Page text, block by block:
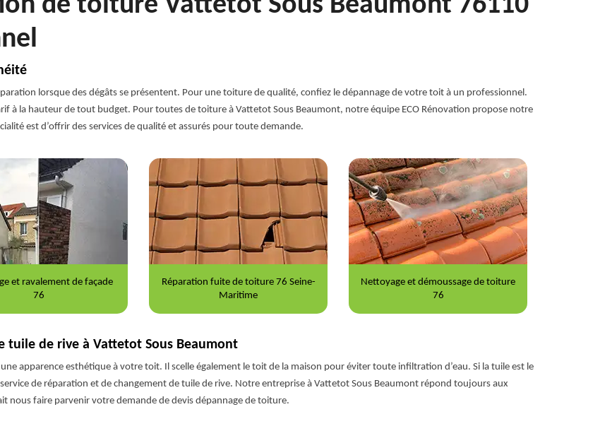
de toiture Vattetot Sous Beaumont 76110
lorsque des dégâts se présentent. Pour une toiture de qualité, confiez le dépannage de votre toit à un professionnel.
à la hauteur de tout budget. Pour toutes de toiture à Vattetot Sous Beaumont, notre équipe ECO Rénovation propose notre
est d’offrir des services de qualité et assurés pour toute demande.
fuite de toiture 76 Seine-
Maritime
Nettoyage et démoussage de toiture
76
Peinture sur tuile 76
tuile de rive à Vattetot Sous Beaumont
apparence esthétique à votre toit. Il scelle également le toit de la maison pour éviter toute infiltration d’eau. Si la tuile est le
de réparation et de changement de tuile de rive. Notre entreprise à Vattetot Sous Beaumont répond toujours aux
nous faire parvenir votre demande de devis dépannage de toiture.